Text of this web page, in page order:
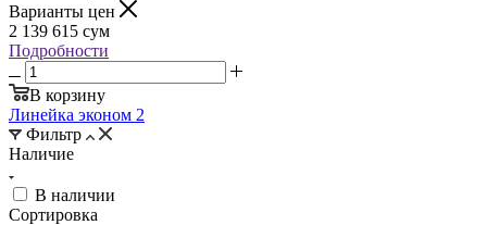
Варианты цен
2 139 615 сум
Подробности
В корзину
Линейка эконом 2
Фильтр
Наличие
В наличии
Сортировка